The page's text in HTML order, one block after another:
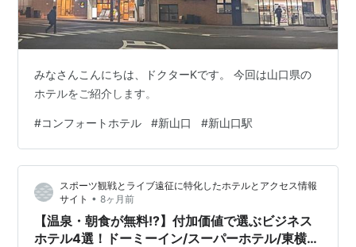
みなさんこんにちは、ドクターKです。 今回は山口県の
ホテルをご紹介します。
#コンフォートホテル #新山口 #新山口駅
スポーツ観戦とライブ遠征に特化したホテルとアクセス情報
サイト • 8ヶ月前
【温泉・朝食が無料!?】付加価値で選ぶビジネス
ホテル4選！ドーミーイン/スーパーホテル/東横